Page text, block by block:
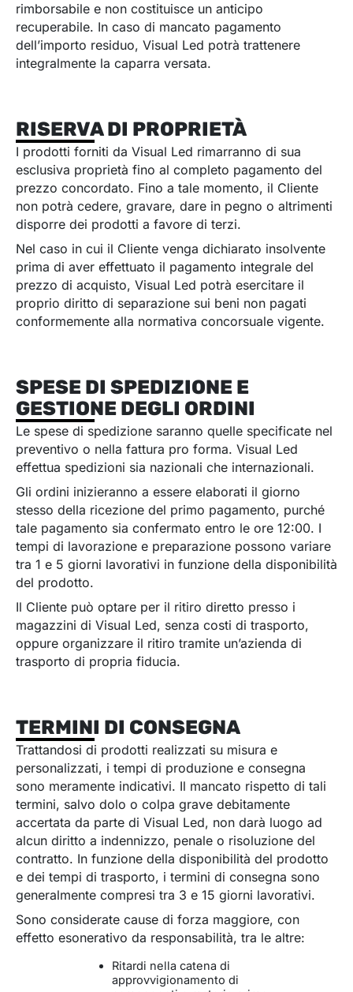
rimborsabile e non costituisce un anticipo
recuperabile. In caso di mancato pagamento
dell’importo residuo, Visual Led potrà trattenere
integralmente la caparra versata.
RISERVA DI PROPRIETÀ
I prodotti forniti da Visual Led rimarranno di sua
esclusiva proprietà fino al completo pagamento del
prezzo concordato. Fino a tale momento, il Cliente
non potrà cedere, gravare, dare in pegno o altrimenti
disporre dei prodotti a favore di terzi.
Nel caso in cui il Cliente venga dichiarato insolvente
prima di aver effettuato il pagamento integrale del
prezzo di acquisto, Visual Led potrà esercitare il
proprio diritto di separazione sui beni non pagati
conformemente alla normativa concorsuale vigente.
SPESE DI SPEDIZIONE E
GESTIONE DEGLI ORDINI
Le spese di spedizione saranno quelle specificate nel
preventivo o nella fattura pro forma. Visual Led
effettua spedizioni sia nazionali che internazionali.
Gli ordini inizieranno a essere elaborati il giorno
stesso della ricezione del primo pagamento, purché
tale pagamento sia confermato entro le ore 12:00. I
tempi di lavorazione e preparazione possono variare
tra 1 e 5 giorni lavorativi in funzione della disponibilità
del prodotto.
Il Cliente può optare per il ritiro diretto presso i
magazzini di Visual Led, senza costi di trasporto,
oppure organizzare il ritiro tramite un’azienda di
trasporto di propria fiducia.
TERMINI DI CONSEGNA
Trattandosi di prodotti realizzati su misura e
personalizzati, i tempi di produzione e consegna
sono meramente indicativi. Il mancato rispetto di tali
termini, salvo dolo o colpa grave debitamente
accertata da parte di Visual Led, non darà luogo ad
alcun diritto a indennizzo, penale o risoluzione del
contratto. In funzione della disponibilità del prodotto
e dei tempi di trasporto, i termini di consegna sono
generalmente compresi tra 3 e 15 giorni lavorativi.
Sono considerate cause di forza maggiore, con
effetto esonerativo da responsabilità, tra le altre:
Ritardi nella catena di
approvvigionamento di